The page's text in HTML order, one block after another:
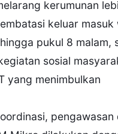
kerumunan
keluar masuk
pukul 8 malam,
sosial
yang menimbulkan
pengawasan